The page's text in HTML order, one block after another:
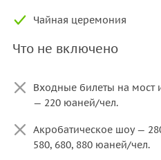
Чайная церемония
Что не включено
Входные билеты на мост
— 220 юаней/чел.
Акробатическое шоу —
580, 680, 880 юаней/чел.